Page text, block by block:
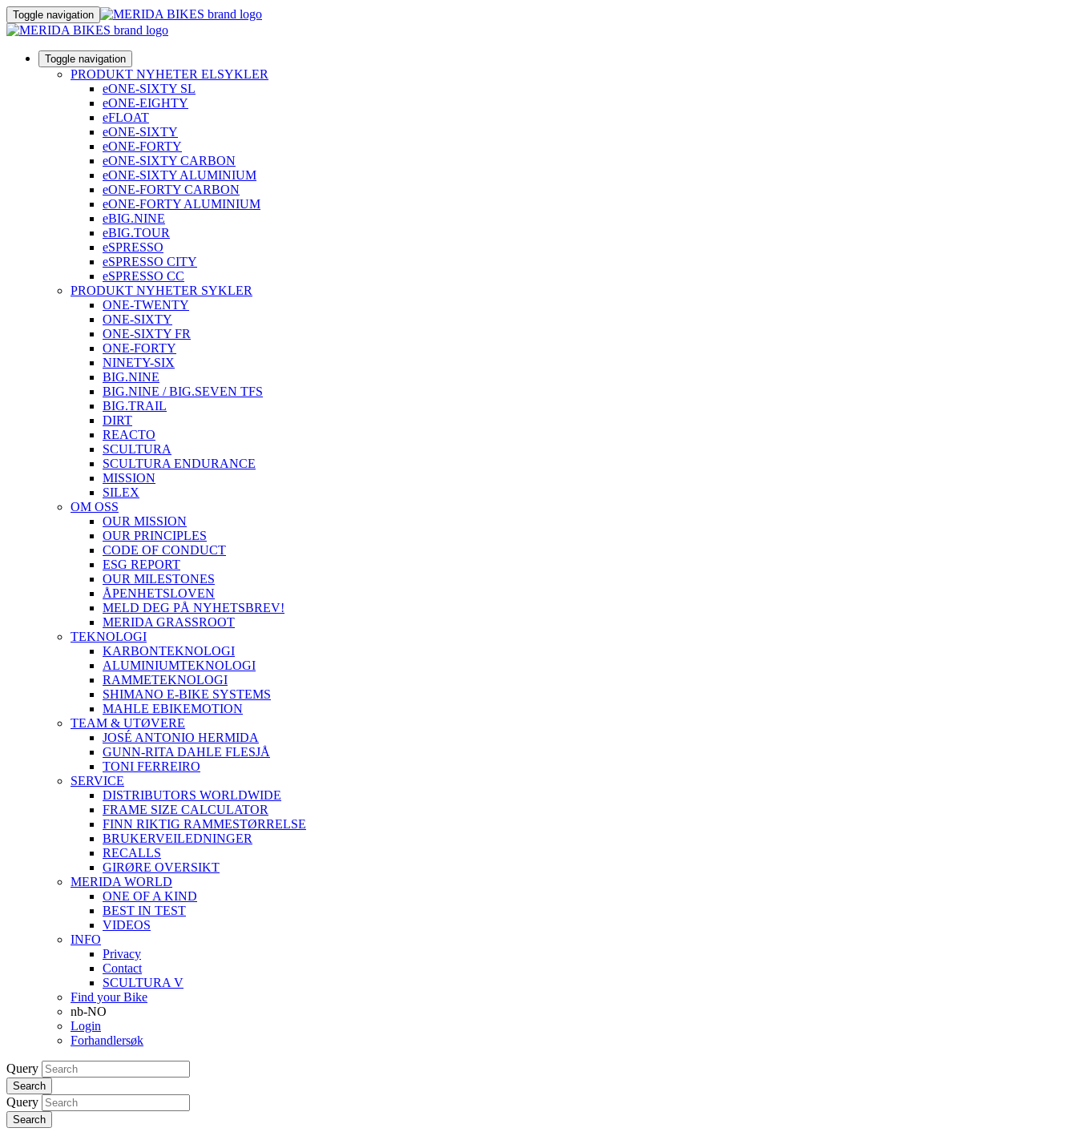
Toggle navigation
Toggle navigation
PRODUKT NYHETER ELSYKLER
eONE-SIXTY SL
eONE-EIGHTY
eFLOAT
eONE-SIXTY
eONE-FORTY
eONE-SIXTY CARBON
eONE-SIXTY ALUMINIUM
eONE-FORTY CARBON
eONE-FORTY ALUMINIUM
eBIG.NINE
eBIG.TOUR
eSPRESSO
eSPRESSO CITY
eSPRESSO CC
PRODUKT NYHETER SYKLER
ONE-TWENTY
ONE-SIXTY
ONE-SIXTY FR
ONE-FORTY
NINETY-SIX
BIG.NINE
BIG.NINE / BIG.SEVEN TFS
BIG.TRAIL
DIRT
REACTO
SCULTURA
SCULTURA ENDURANCE
MISSION
SILEX
OM OSS
OUR MISSION
OUR PRINCIPLES
CODE OF CONDUCT
ESG REPORT
OUR MILESTONES
ÅPENHETSLOVEN
MELD DEG PÅ NYHETSBREV!
MERIDA GRASSROOT
TEKNOLOGI
KARBONTEKNOLOGI
ALUMINIUMTEKNOLOGI
RAMMETEKNOLOGI
SHIMANO E-BIKE SYSTEMS
MAHLE EBIKEMOTION
TEAM & UTØVERE
JOSÉ ANTONIO HERMIDA
GUNN-RITA DAHLE FLESJÅ
TONI FERREIRO
SERVICE
DISTRIBUTORS WORLDWIDE
FRAME SIZE CALCULATOR
FINN RIKTIG RAMMESTØRRELSE
BRUKERVEILEDNINGER
RECALLS
GIRØRE OVERSIKT
MERIDA WORLD
ONE OF A KIND
BEST IN TEST
VIDEOS
INFO
Privacy
Contact
SCULTURA V
Find your Bike
nb-NO
Login
Forhandlersøk
Query
Search
Query
Search